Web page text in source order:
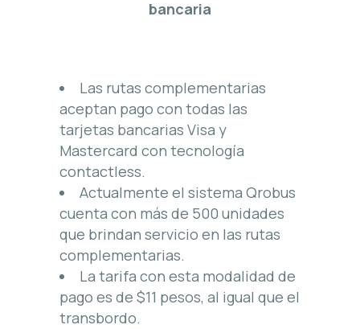
bancaria
Las rutas complementarias
aceptan pago con todas las
tarjetas bancarias Visa y
Mastercard con tecnología
contactless.
Actualmente el sistema Qrobus
cuenta con más de 500 unidades
que brindan servicio en las rutas
complementarias.
La tarifa con esta modalidad de
pago es de $11 pesos, al igual que el
transbordo.